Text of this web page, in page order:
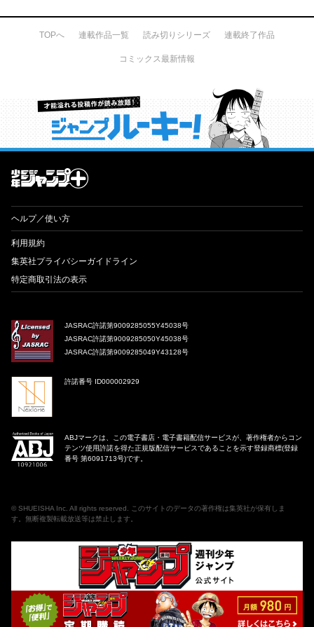
TOPへ 連載作品一覧 読み切りシリーズ 連載終了作品
コミックス最新情報
才能溢れる投稿作が読み放題！ ジャンプルーキー！
ヘルプ／使い方
利用規約
集英社プライバシーガイドライン
特定商取引法の表示
JASRAC許諾第9009285055Y45038号
JASRAC許諾第9009285050Y45038号
JASRAC許諾第9009285049Y43128号
許諾番号 ID000002929
ABJマークは、この電子書店・電子書籍配信サービスが、著作権者からコン
テンツ使用許諾を得た正規版配信サービスであることを示す登録商標(登録
番号 第6091713号)です。
© SHUEISHA Inc. All rights reserved. このサイトのデータの著作権は集英社が保有しま
す。無断複製転載放送等は禁止します。